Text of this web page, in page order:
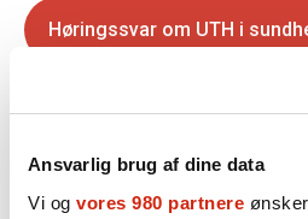
Ansvarlig brug af dine data
Vi og vores 980 partnere
Høringssvar om UTH i
Bilag 1: Ændringer i
Bilag 2: Spørgsmål fremsendt til
sundhedsministeriet pr. e-mail